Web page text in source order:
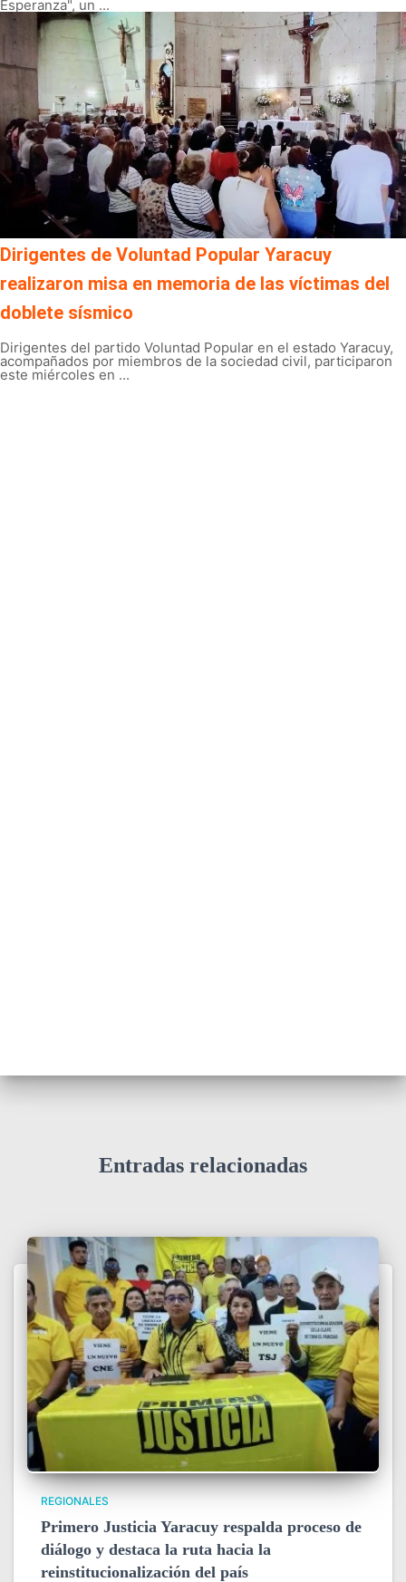
Esperanza", un ...
Dirigentes de Voluntad Popular Yaracuy
realizaron misa en memoria de las víctimas del
doblete sísmico
Dirigentes del partido Voluntad Popular en el estado Yaracuy,
acompañados por miembros de la sociedad civil, participaron
este miércoles en ...
Entradas relacionadas
REGIONALES
Primero Justicia Yaracuy respalda proceso de
diálogo y destaca la ruta hacia la
reinstitucionalización del país